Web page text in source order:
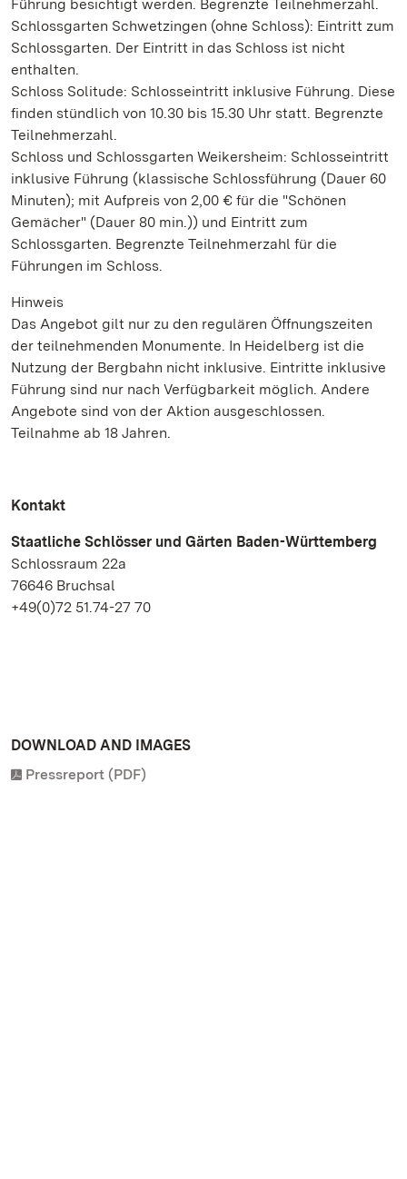
Führung besichtigt werden. Begrenzte Teilnehmerzahl.
Schlossgarten Schwetzingen (ohne Schloss): Eintritt zum
Schlossgarten. Der Eintritt in das Schloss ist nicht
enthalten.
Schloss Solitude: Schlosseintritt inklusive Führung. Diese
finden stündlich von 10.30 bis 15.30 Uhr statt. Begrenzte
Teilnehmerzahl.
Schloss und Schlossgarten Weikersheim: Schlosseintritt
inklusive Führung (klassische Schlossführung (Dauer 60
Minuten); mit Aufpreis von 2,00 € für die "Schönen
Gemächer" (Dauer 80 min.)) und Eintritt zum
Schlossgarten. Begrenzte Teilnehmerzahl für die
Führungen im Schloss.
Hinweis
Das Angebot gilt nur zu den regulären Öffnungszeiten
der teilnehmenden Monumente. In Heidelberg ist die
Nutzung der Bergbahn nicht inklusive. Eintritte inklusive
Führung sind nur nach Verfügbarkeit möglich. Andere
Angebote sind von der Aktion ausgeschlossen.
Teilnahme ab 18 Jahren.
Kontakt
Staatliche Schlösser und Gärten Baden-Württemberg
Schlossraum 22a
76646 Bruchsal
+49(0)72 51.74-27 70
DOWNLOAD AND IMAGES
Pressreport (PDF)